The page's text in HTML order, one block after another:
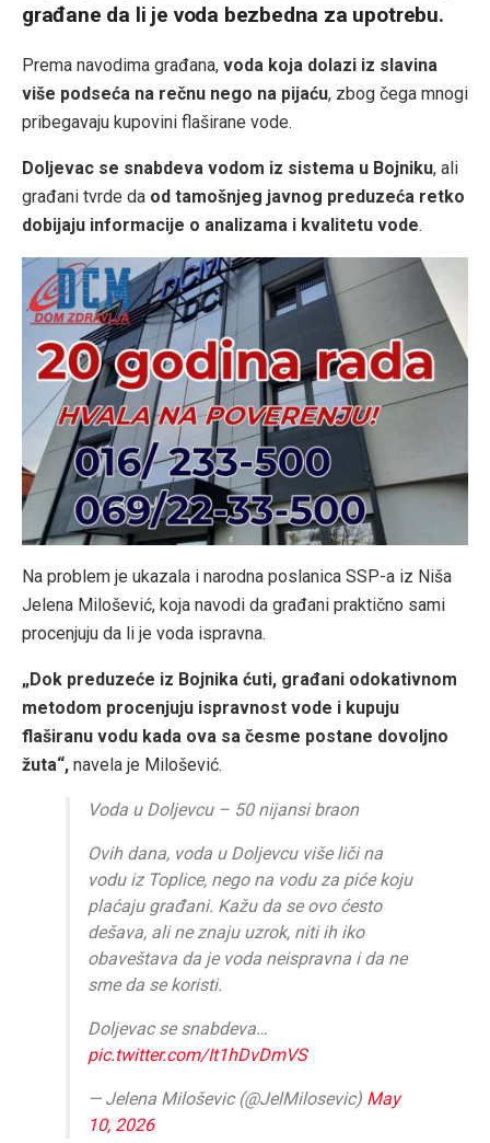
građane da li je voda bezbedna za upotrebu.
Prema navodima građana, voda koja dolazi iz slavina
više podseća na rečnu nego na pijaću, zbog čega mnogi
pribegavaju kupovini flaširane vode.
Doljevac se snabdeva vodom iz sistema u Bojniku, ali
građani tvrde da od tamošnjeg javnog preduzeća retko
dobijaju informacije o analizama i kvalitetu vode.
Na problem je ukazala i narodna poslanica SSP-a iz Niša
Jelena Milošević, koja navodi da građani praktično sami
procenjuju da li je voda ispravna.
„Dok preduzeće iz Bojnika ćuti, građani odokativnom
metodom procenjuju ispravnost vode i kupuju
flaširanu vodu kada ova sa česme postane dovoljno
žuta“, navela je Milošević.
Voda u Doljevcu – 50 nijansi braon
Ovih dana, voda u Doljevcu više liči na
vodu iz Toplice, nego na vodu za piće koju
plaćaju građani. Kažu da se ovo ćesto
dešava, ali ne znaju uzrok, niti ih iko
obaveštava da je voda neispravna i da ne
sme da se koristi.
Doljevac se snabdeva…
pic.twitter.com/It1hDvDmVS
— Jelena Miloševic (@JelMilosevic) May
10, 2026